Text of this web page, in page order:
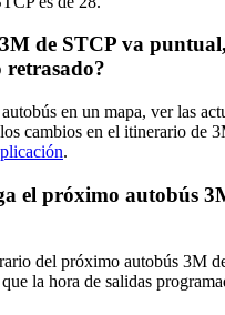
de STCP va puntual,
retrasado?
en un mapa, ver las
cambios en el itinerario de
.
el próximo autobús
del próximo autobús 3M
la hora de salidas